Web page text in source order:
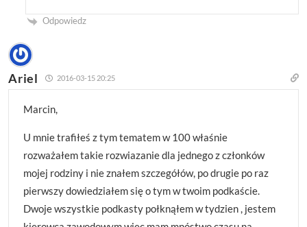
Odpowiedz
Ariel 2016-03-15 20:25
Marcin,
U mnie trafiłeś z tym tematem w 100 właśnie
rozważałem takie rozwiazanie dla jednego z członków
mojej rodziny i nie znałem szczegółów, po drugie po raz
pierwszy dowiedziałem się o tym w twoim podkaście.
Dwoje wszystkie podkasty połknąłem w tydzien , jestem